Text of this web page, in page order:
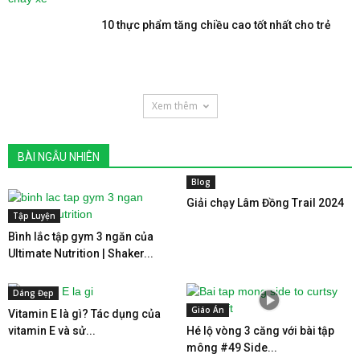
10 thực phẩm tăng chiều cao tốt nhất cho trẻ
Xem thêm
BÀI NGẪU NHIÊN
Tập Luyện
Bình lắc tập gym 3 ngăn của
Ultimate Nutrition | Shaker...
Blog
Giải chạy Lâm Đồng Trail 2024
Dáng Đẹp
Vitamin E là gì? Tác dụng của
vitamin E và sử...
Giáo Án
Hé lộ vòng 3 căng với bài tập
mông #49 Side...